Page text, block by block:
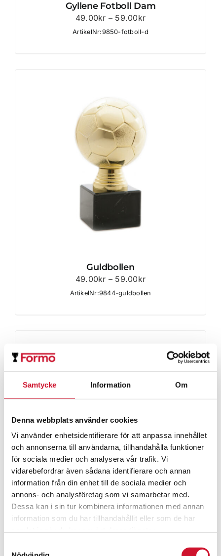
Samtycke Information Om
Denna webbplats använder cookies
Vi använder enhetsidentifierare för att anpassa innehållet
och annonserna till användarna, tillhandahålla funktioner
för sociala medier och analysera vår trafik. Vi
vidarebefordrar även sådana identifierare och annan
information från din enhet till de sociala medier och
annons- och analysföretag som vi samarbetar med.
Dessa kan i sin tur kombinera informationen med annan
information som du har tillhandahållit eller som de har
Gyllene Fotboll Dam
49.00kr – 59.00krPrisintervall:
49.00kr
ArtikelNr:9850-fotboll-d
Guldbollen
49.00kr – 59.00krPrisintervall:
49.00kr
ArtikelNr:9844-guldbollen